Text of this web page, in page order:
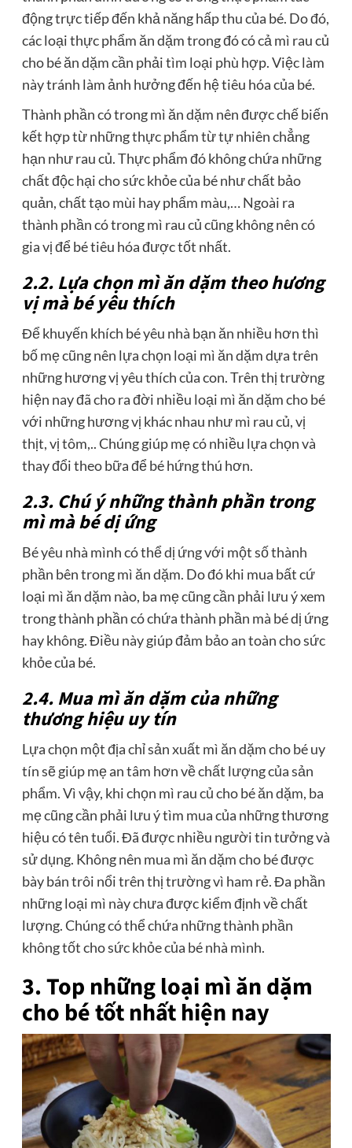
động trực tiếp đến khả năng hấp thu của bé. Do đó,
các loại thực phẩm ăn dặm trong đó có cả mì rau củ
cho bé ăn dặm cần phải tìm loại phù hợp. Việc làm
này tránh làm ảnh hưởng đến hệ tiêu hóa của bé.
Thành phần có trong mì ăn dặm nên được chế biến
kết hợp từ những thực phẩm từ tự nhiên chẳng
hạn như rau củ. Thực phẩm đó không chứa những
chất độc hại cho sức khỏe của bé như chất bảo
quản, chất tạo mùi hay phẩm màu,… Ngoài ra
thành phần có trong mì rau củ cũng không nên có
gia vị để bé tiêu hóa được tốt nhất.
2.2. Lựa chọn mì ăn dặm theo hương
vị mà bé yêu thích
Để khuyến khích bé yêu nhà bạn ăn nhiều hơn thì
bố mẹ cũng nên lựa chọn loại mì ăn dặm dựa trên
những hương vị yêu thích của con. Trên thị trường
hiện nay đã cho ra đời nhiều loại mì ăn dặm cho bé
với những hương vị khác nhau như mì rau củ, vị
thịt, vị tôm,.. Chúng giúp mẹ có nhiều lựa chọn và
thay đổi theo bữa để bé hứng thú hơn.
2.3. Chú ý những thành phần trong
mì mà bé dị ứng
Bé yêu nhà mình có thể dị ứng với một số thành
phần bên trong mì ăn dặm. Do đó khi mua bất cứ
loại mì ăn dặm nào, ba mẹ cũng cần phải lưu ý xem
trong thành phần có chứa thành phần mà bé dị ứng
hay không. Điều này giúp đảm bảo an toàn cho sức
khỏe của bé.
2.4. Mua mì ăn dặm của những
thương hiệu uy tín
Lựa chọn một địa chỉ sản xuất mì ăn dặm cho bé uy
tín sẽ giúp mẹ an tâm hơn về chất lượng của sản
phẩm. Vì vậy, khi chọn mì rau củ cho bé ăn dặm, ba
mẹ cũng cần phải lưu ý tìm mua của những thương
hiệu có tên tuổi. Đã được nhiều người tin tưởng và
sử dụng. Không nên mua mì ăn dặm cho bé được
bày bán trôi nổi trên thị trường vì ham rẻ. Đa phần
những loại mì này chưa được kiểm định về chất
lượng. Chúng có thể chứa những thành phần
không tốt cho sức khỏe của bé nhà mình.
3. Top những loại mì ăn dặm
cho bé tốt nhất hiện nay